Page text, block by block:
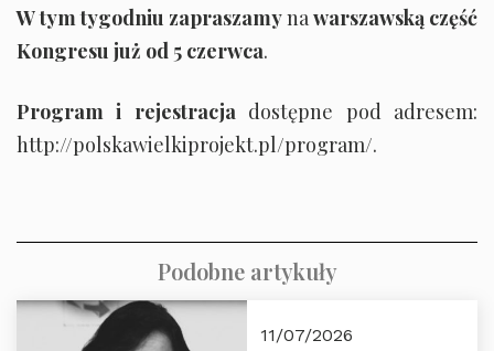
W tym tygodniu zapraszamynawarszawską część
Kongresu już od 5 czerwca.
Program i rejestracjadostępne pod adresem:
http://polskawielkiprojekt.pl/program/.
Podobne artykuły
11/07/2026